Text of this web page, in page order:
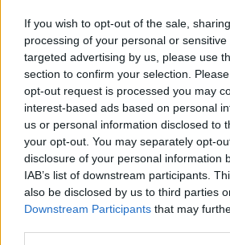
If you wish to opt-out of the sale,
processing of your personal or
targeted advertising by us, please use
section to confirm your selection.
opt-out request is processed you may
interest-based ads based on personal
us or personal information disclosed to
your opt-out. You may separately opt-
disclosure of your personal information
IAB’s list of downstream participants.
also be disclosed by us to third parties
Downstream Participants that may
Juventus, out Cambiaso
i convocati
Perin, Pinsoglio, D Gregorio,
Veiga, Savona, Rouhi,
Koopmeiners, McKennie,
Douglas Luiz, Conceicao,
Gonzalez, Adzic, Kolo Muani,
Mbangula.